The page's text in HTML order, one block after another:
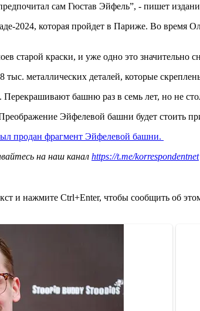
сам Гюстав Эйфель”, - пишет
2024, которая пройдет в Париже. Во время
старой краски, и уже одно это значительно
тыс. металлических деталей, которые
башню раз в семь лет, но не
Эйфелевой башни будет стоить
продан фрагмент Эйфелевой башни.
на наш канал https://t.me/korrespondentnet
и нажмите Ctrl+Enter, чтобы сообщить об